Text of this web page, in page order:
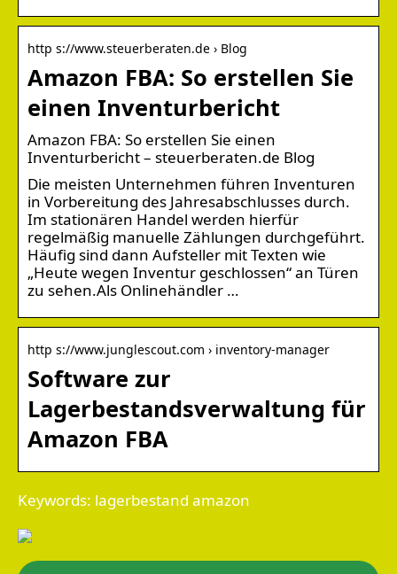
http s://www.steuerberaten.de › Blog
Amazon FBA: So erstellen Sie
einen Inventurbericht
Amazon FBA: So erstellen Sie einen
Inventurbericht – steuerberaten.de Blog
Die meisten Unternehmen führen Inventuren
in Vorbereitung des Jahresabschlusses durch.
Im stationären Handel werden hierfür
regelmäßig manuelle Zählungen durchgeführt.
Häufig sind dann Aufsteller mit Texten wie
„Heute wegen Inventur geschlossen“ an Türen
zu sehen.Als Onlinehändler …
http s://www.junglescout.com › inventory-manager
Software zur
Lagerbestandsverwaltung für
Amazon FBA
Keywords: lagerbestand amazon